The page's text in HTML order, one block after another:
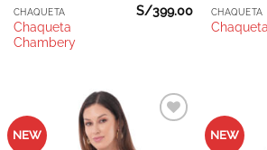
CHAQUETA
Chaqueta
Chambery
S/399.00 CHAQUETA
NEW NEW